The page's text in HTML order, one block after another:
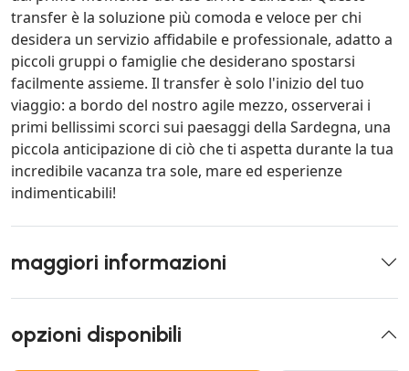
transfer è la soluzione più comoda e veloce per chi
desidera un servizio affidabile e professionale, adatto a
piccoli gruppi o famiglie che desiderano spostarsi
facilmente assieme. Il transfer è solo l'inizio del tuo
viaggio: a bordo del nostro agile mezzo, osserverai i
primi bellissimi scorci sui paesaggi della Sardegna, una
piccola anticipazione di ciò che ti aspetta durante la tua
incredibile vacanza tra sole, mare ed esperienze
indimenticabili!
maggiori informazioni
opzioni disponibili